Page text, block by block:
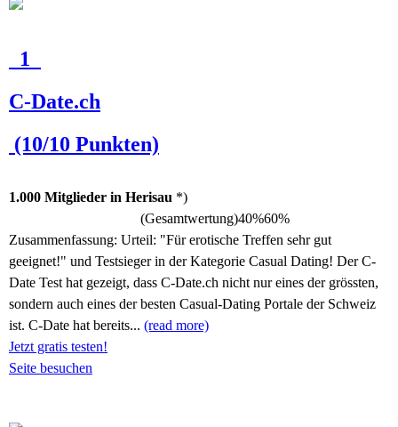
1
C-Date.ch
(10/10 Punkten)
1.000 Mitglieder in Herisau *)
(Gesamtwertung)40%60%
Zusammenfassung: Urteil: "Für erotische Treffen sehr gut
geeignet!" und Testsieger in der Kategorie Casual Dating! Der C-
Date Test hat gezeigt, dass C-Date.ch nicht nur eines der grössten,
sondern auch eines der besten Casual-Dating Portale der Schweiz
ist. C-Date hat bereits... (read more)
Jetzt gratis testen!
Seite besuchen